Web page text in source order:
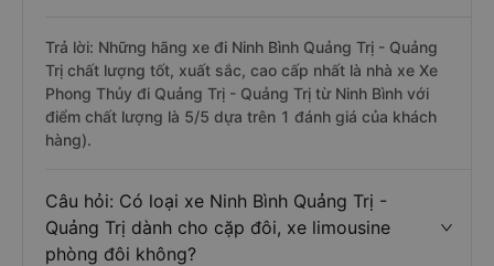
Trả lời: Những hãng xe đi Ninh Bình Quảng Trị - Quảng
Trị chất lượng tốt, xuất sắc, cao cấp nhất là nhà xe Xe
Phong Thủy đi Quảng Trị - Quảng Trị từ Ninh Bình với
điểm chất lượng là 5/5 dựa trên 1 đánh giá của khách
hàng).
Câu hỏi: Có loại xe Ninh Bình Quảng Trị -
Quảng Trị dành cho cặp đôi, xe limousine
phòng đôi không?